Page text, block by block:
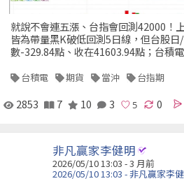
就說不會連五漲、台指會回測42000！
皆為帶量黑K破低回測5日線，但台股
數-329.84點、收在41603.94點；台積
台積電 期貨 當沖 台指期
2853 7 10 3 0
非凡贏家李健明
2026/05/10 13:03 - 3 月前
2026/05/10 13:03 - 非凡贏家李